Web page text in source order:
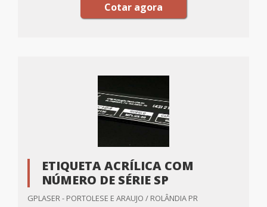
Cotar agora
ETIQUETA ACRÍLICA COM
NÚMERO DE SÉRIE SP
GPLASER - PORTOLESE E ARAUJO / ROLÂNDIA PR